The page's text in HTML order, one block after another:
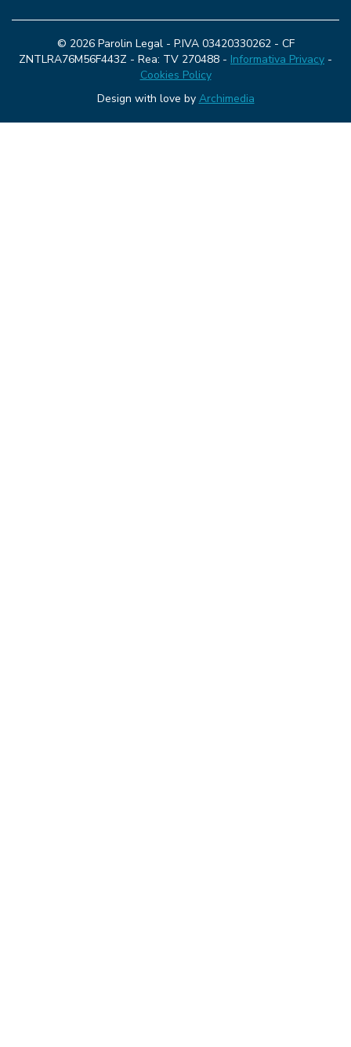
© 2026 Parolin Legal - P.IVA 03420330262 - CF
ZNTLRA76M56F443Z - Rea: TV 270488 - Informativa Privacy -
Cookies Policy
Design with love by Archimedia